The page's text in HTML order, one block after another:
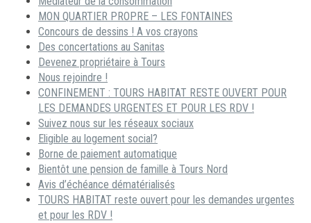
MON QUARTIER PROPRE – LES FONTAINES
Concours de dessins ! A vos crayons
Des concertations au Sanitas
Devenez propriétaire à Tours
Nous rejoindre !
CONFINEMENT : TOURS HABITAT RESTE OUVERT POUR
LES DEMANDES URGENTES ET POUR LES RDV !
Suivez nous sur les réseaux sociaux
Eligible au logement social?
Borne de paiement automatique
Bientôt une pension de famille à Tours Nord
Avis d’échéance dématérialisés
TOURS HABITAT reste ouvert pour les demandes urgentes
et pour les RDV !